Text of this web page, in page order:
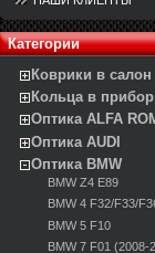
Категории
Коврики в салон
Кольца в
Оптика ALFA
Оптика AUDI
Оптика BMW
BMW Z4 E89
BMW 4 F32/F33/
BMW 5 F10
BMW 7 F01 (2008-